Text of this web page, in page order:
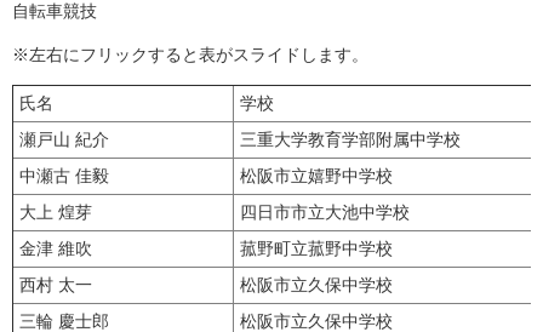
自転車競技
※左右にフリックすると表がスライドします。
氏名
学校
瀬戸山 紀介
三重大学教育学部附属中学校
中瀬古 佳毅
松阪市立嬉野中学校
大上 煌芽
四日市市立大池中学校
金津 維吹
菰野町立菰野中学校
西村 太一
松阪市立久保中学校
三輪 慶士郎
松阪市立久保中学校